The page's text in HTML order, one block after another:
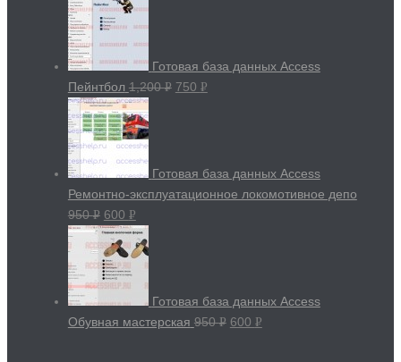
Готовая база данных Access
Пейнтбол 1,200Р 750 Р
Готовая база данных Access
Ремонтно-эксплуатационное локомотивное депо
950Р
УБ.
600 Р
УБ.
Готовая база данных Access
Обувная мастерская 950Р 600 Р